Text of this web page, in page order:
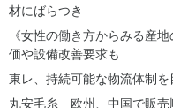
材にばらつき
《女性の働き方からみる産
価や設備改善要求も
東レ、持続可能な物流体制
丸安毛糸 欧州、中国で販